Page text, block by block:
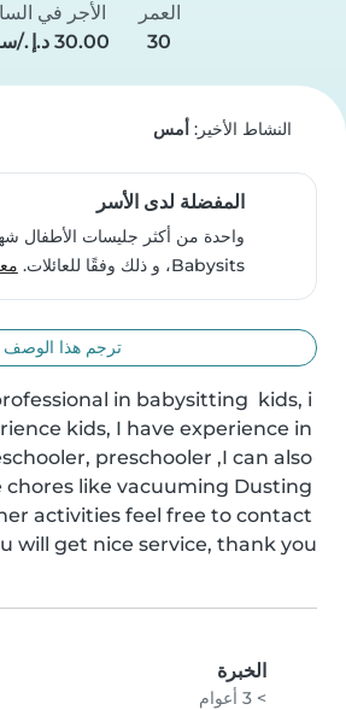
العمر
30
الأجر في
النشاط الأخير:أمس
المفضلة لدى الأسر
واحدة من أكثر جليسات الأطفال
Babysits، و ذلك وفقًا للعائلات.
ترجم هذا الوصف
in babysitting  kids, i
kids, I have experience in
preschooler ,I can also
chores like vacuuming Dusting
activities feel free to contact
will get nice service, thank you
الخبرة
> 3 أعوام